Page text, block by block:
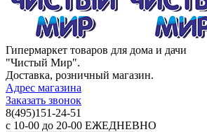
Гипермаркет товаров для дома и дачи
"Чистый Мир".
Доставка, розничный магазин.
Адрес магазина
Заказать звонок
8(495)151-24-51
с 10-00 до 20-00 ЕЖЕДНЕВНО